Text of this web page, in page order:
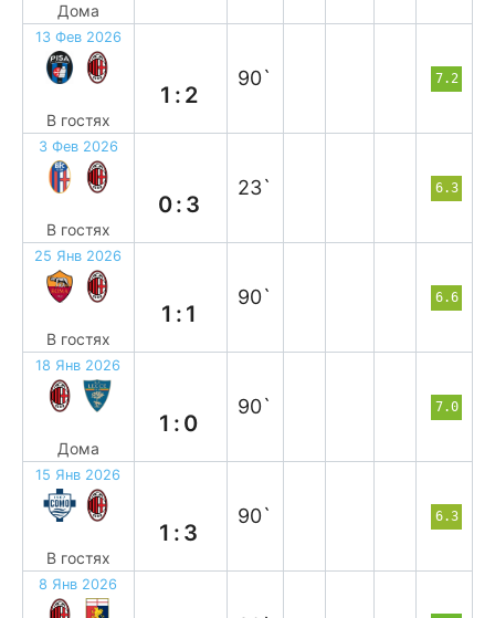
Дома
13 Фев 2026
В гостях
1:2
90` 7.2
3 Фев 2026
В гостях
0:3
23` 6.3
25 Янв 2026
В гостях
1:1
90` 6.6
18 Янв 2026
Дома
1:0
90` 7.0
15 Янв 2026
В гостях
1:3
90` 6.3
8 Янв 2026